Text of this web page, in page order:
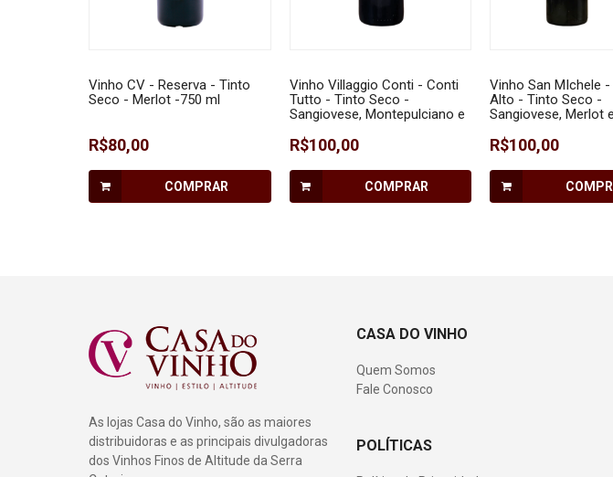
Vinho CV - Reserva - Tinto
Seco - Merlot -750 ml
R$80,00
COMPRAR
Vinho Villaggio Conti - Conti
Tutto - Tinto Seco -
Sangiovese, Montepulciano e
R$100,00
COMPRAR
Vinho San MIchele
Alto - Tinto Seco -
Sangiovese, Merlot e
R$100,00
As lojas Casa do Vinho, são as maiores
distribuidoras e as principais divulgadoras
dos Vinhos Finos de Altitude da Serra
CASA DO VINHO
Quem Somos
Fale Conosco
POLÍTICAS